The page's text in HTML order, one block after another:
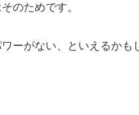
のためです。
ーがない、といえるかも